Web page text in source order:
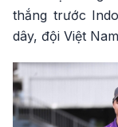
thắng trước
dây, đội Việt